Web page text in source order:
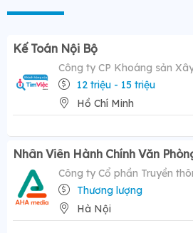
Kế Toán Nội Bộ
Công ty CP Khoáng sản
12 triệu - 15 triệu
Hồ Chí Minh
Nhân Viên Hành Chính Văn
Công ty Cổ phần Truyền
Thương lượng
Hà Nội